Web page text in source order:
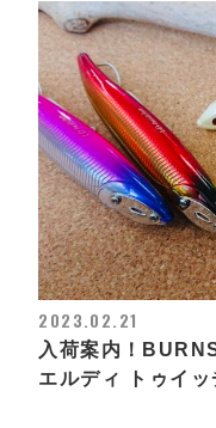
2023.02.21
入荷案内！
エルディ トゥイ